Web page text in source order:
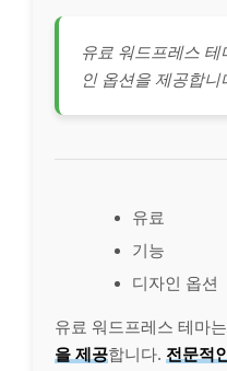
유료 워드프레스
인 옵션을 제공합니
유료
기능
디자인 옵션
유료 워드프레스 테마는
을 제공합니다. 전문적